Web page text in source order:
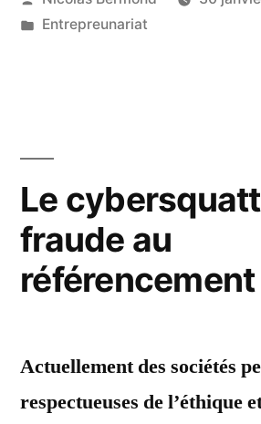
par
Publié
Entrepreunariat
Le
fraude au
référencement
Actuellement des sociétés
respectueuses de l’éthique